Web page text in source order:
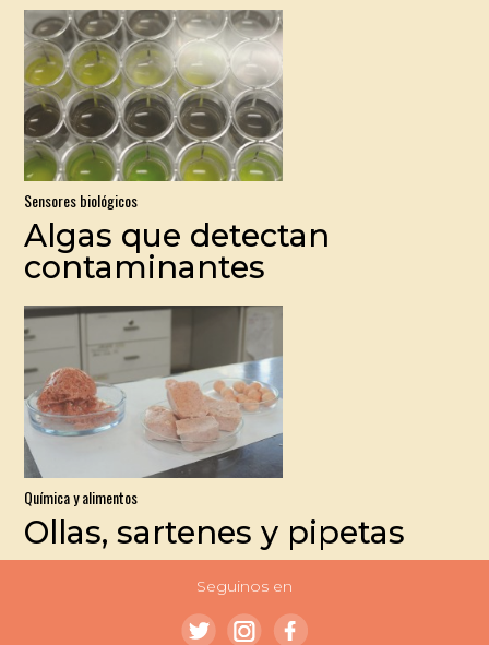
Sensores biológicos
Algas que detectan
contaminantes
Química y alimentos
Ollas, sartenes y pipetas
Seguinos en